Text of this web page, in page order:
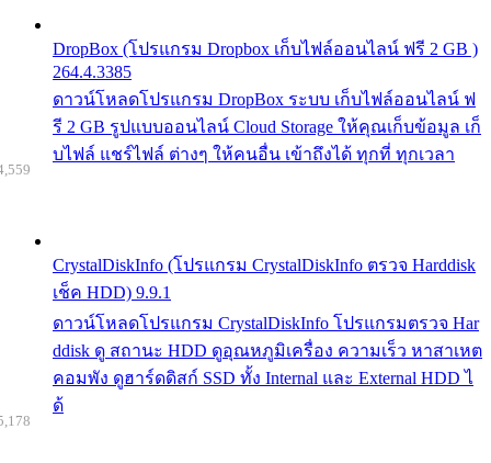
DropBox (โปรแกรม Dropbox เก็บไฟล์ออนไลน์ ฟรี 2 GB )
264.4.3385
ดาวน์โหลดโปรแกรม DropBox ระบบ เก็บไฟล์ออนไลน์ ฟ
รี 2 GB รูปแบบออนไลน์ Cloud Storage ให้คุณเก็บข้อมูล เก็
บไฟล์ แชร์ไฟล์ ต่างๆ ให้คนอื่น เข้าถึงได้ ทุกที่ ทุกเวลา
CrystalDiskInfo (โปรแกรม CrystalDiskInfo ตรวจ Harddisk
เช็ค HDD) 9.9.1
ดาวน์โหลดโปรแกรม CrystalDiskInfo โปรแกรมตรวจ Har
ddisk ดู สถานะ HDD ดูอุณหภูมิเครื่อง ความเร็ว หาสาเหต
คอมพัง ดูฮาร์ดดิสก์ SSD ทั้ง Internal และ External HDD ไ
ด้